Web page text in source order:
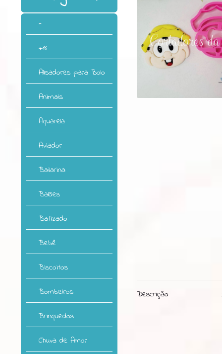
Descrição
-
+18
Alisadores para Bolo
Animais
Aquarela
Aviador
Bailarina
Balões
Batizado
Bebê
Biscoitos
Bombeiros
Brinquedos
Chuva de Amor